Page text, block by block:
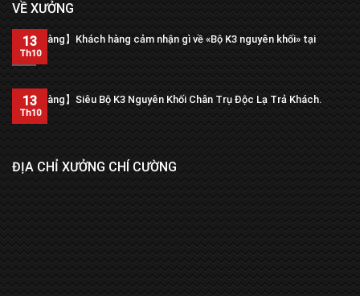
VỀ XƯỞNG
【Trả hàng】Khách hàng cảm nhận gì về «Bộ K3 nguyên khối» tại
xưởng?
13
Th10
【Trả hàng】Siêu Bộ K3 Nguyên Khối Chân Trụ Độc Lạ Trả Khách.
13
Th10
ĐỊA CHỈ XƯỞNG CHÍ CƯỜNG